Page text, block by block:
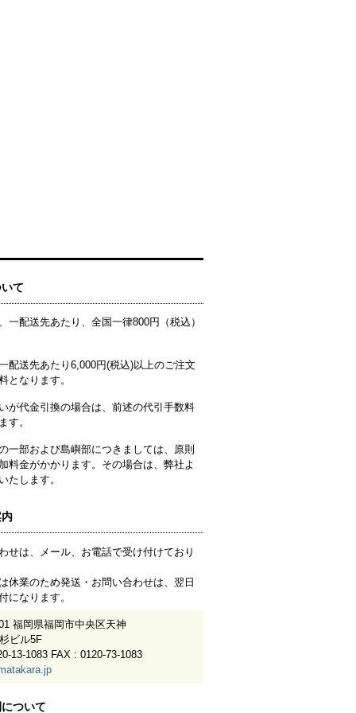
て
一配送先あたり、全国一律800円（税込）
配送先あたり6,000円(税込)以上のご注文
となります。
が代金引換の場合は、前述の代引手数料
す。
一部および島嶼部につきましては、原則
料金がかかります。その場合は、弊社よ
たします。
せは、メール、お電話で受け付けており
休業のため発送・お問い合わせは、翌日
になります。
福岡県福岡市中央区天神
ビル5F
13-1083 FAX : 0120-73-1083
ついて